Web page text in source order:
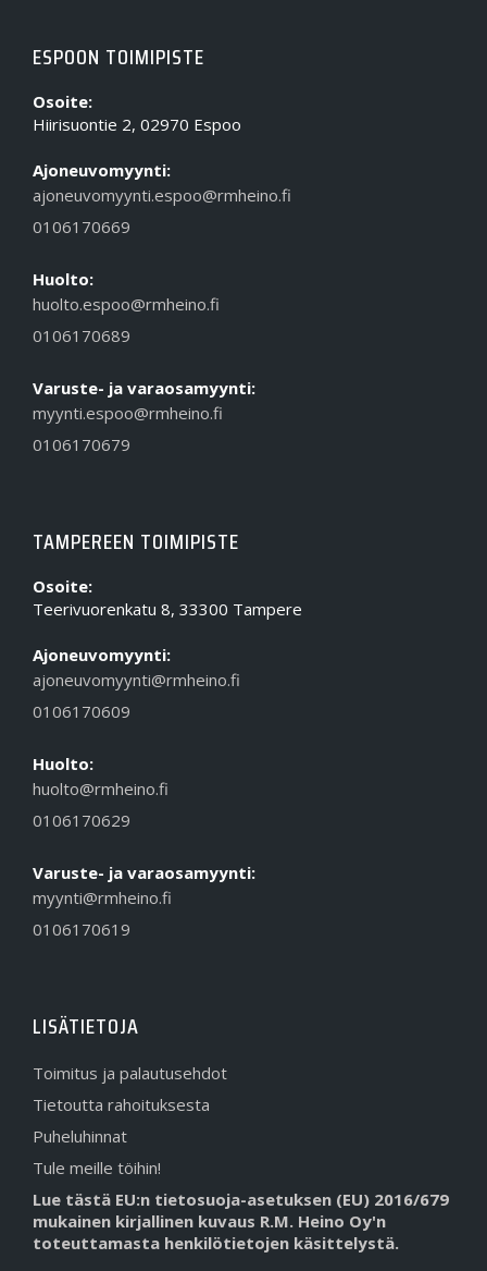
ESPOON TOIMIPISTE
Osoite:
Hiirisuontie 2, 02970 Espoo
Ajoneuvomyynti:
ajoneuvomyynti.espoo@rmheino.fi
0106170669
Huolto:
huolto.espoo@rmheino.fi
0106170689
Varuste- ja varaosamyynti:
myynti.espoo@rmheino.fi
0106170679
TAMPEREEN TOIMIPISTE
Osoite:
Teerivuorenkatu 8, 33300 Tampere
Ajoneuvomyynti:
ajoneuvomyynti@rmheino.fi
0106170609
Huolto:
huolto@rmheino.fi
0106170629
Varuste- ja varaosamyynti:
myynti@rmheino.fi
0106170619
LISÄTIETOJA
Toimitus ja palautusehdot
Tietoutta rahoituksesta
Puheluhinnat
Tule meille töihin!
Lue tästä EU:n tietosuoja-asetuksen (EU) 2016/679
mukainen kirjallinen kuvaus R.M. Heino Oy'n
toteuttamasta henkilötietojen käsittelystä.